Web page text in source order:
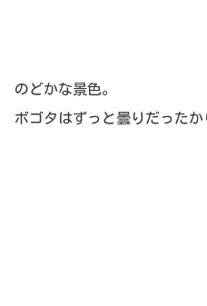
のどかな景色。
ボゴタはずっと曇りだったか